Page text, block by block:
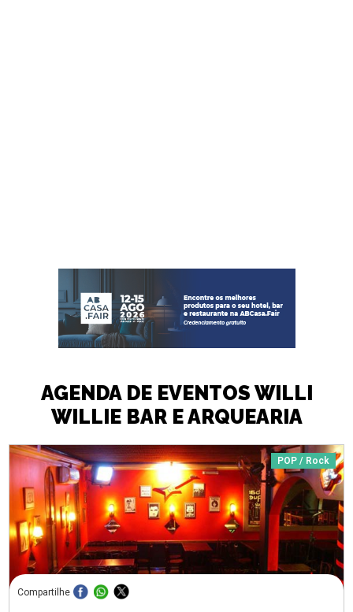
AGENDA DE EVENTOS WILLI
WILLIE BAR E ARQUEARIA
POP / Rock
Compartilhe